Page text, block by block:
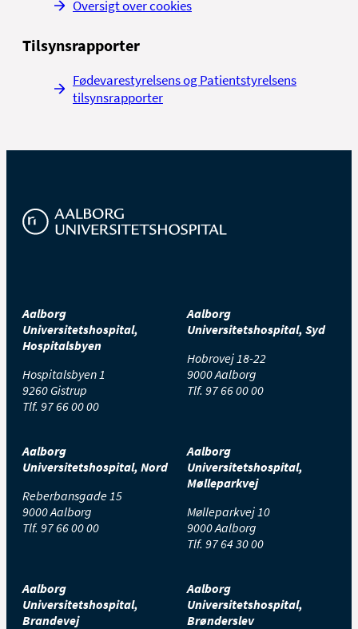
Oversigt over cookies
Tilsynsrapporter
Fødevarestyrelsens og Patientstyrelsens
tilsynsrapporter
Aalborg
Universitetshospital,
Hospitalsbyen
Hospitalsbyen 1
9260 Gistrup
Tlf. 97 66 00 00
Aalborg
Universitetshospital, Syd
Hobrovej 18-22
9000 Aalborg
Tlf. 97 66 00 00
Aalborg
Universitetshospital, Nord
Reberbansgade 15
9000 Aalborg
Tlf. 97 66 00 00
Aalborg
Universitetshospital,
Mølleparkvej
Mølleparkvej 10
9000 Aalborg
Tlf. 97 64 30 00
Aalborg
Universitetshospital,
Brandevej
Aalborg
Universitetshospital,
Brønderslev